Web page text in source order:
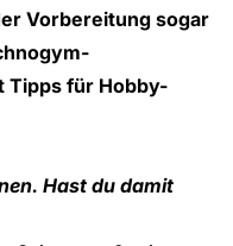
Vorbereitung sogar
-
Tipps für Hobby-
Hast du damit